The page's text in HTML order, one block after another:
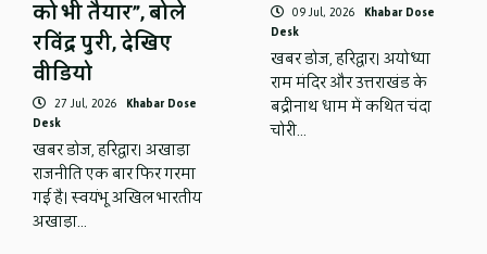
को भी तैयार”, बोले
रविंद्र पुरी, देखिए
वीडियो
27 Jul, 2026 Khabar Dose
Desk
खबर डोज, हरिद्वार। अखाड़ा
राजनीति एक बार फिर गरमा
गई है। स्वयंभू अखिल भारतीय
अखाड़ा…
09 Jul, 2026 Khabar Dose
Desk
खबर डोज, हरिद्वार। अयोध्या
राम मंदिर और उत्तराखंड के
बद्रीनाथ धाम में कथित चंदा
चोरी…